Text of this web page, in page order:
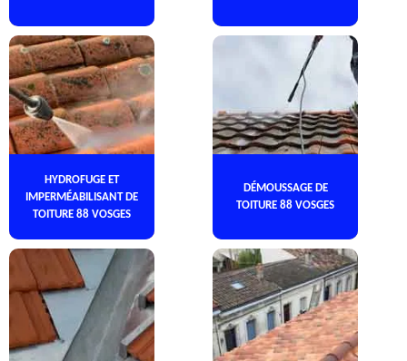
HYDROFUGE ET
IMPERMÉABILISANT DE
TOITURE 88 VOSGES
DÉMOUSSAGE DE
TOITURE 88 VOSGES